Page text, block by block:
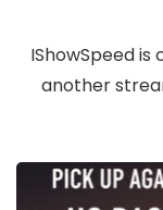
IShowSpeed
another